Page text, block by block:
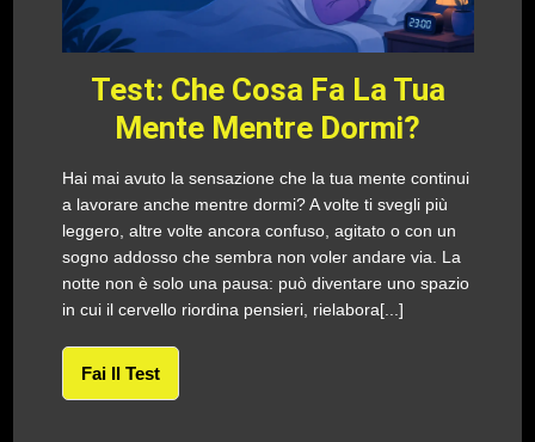
Test: Che Cosa Fa La Tua
Mente Mentre Dormi?
Hai mai avuto la sensazione che la tua mente continui
a lavorare anche mentre dormi? A volte ti svegli più
leggero, altre volte ancora confuso, agitato o con un
sogno addosso che sembra non voler andare via. La
notte non è solo una pausa: può diventare uno spazio
in cui il cervello riordina pensieri, rielabora[...]
Fai Il Test